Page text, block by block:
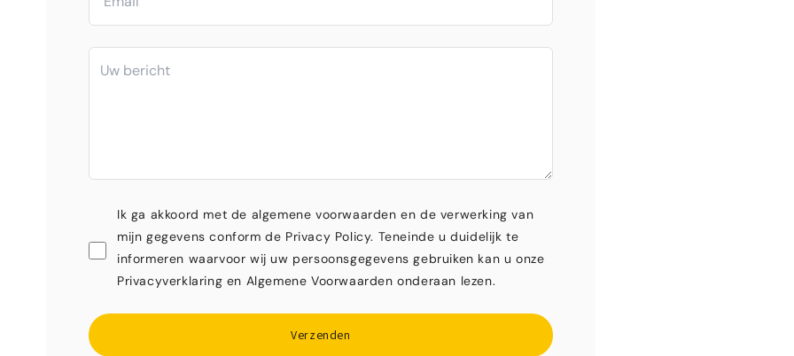
Ik ga akkoord met de algemene voorwaarden en de verwerking van
mijn gegevens conform de Privacy Policy. Teneinde u duidelijk te
informeren waarvoor wij uw persoonsgegevens gebruiken kan u onze
Privacyverklaring en Algemene Voorwaarden onderaan lezen.
Verzenden